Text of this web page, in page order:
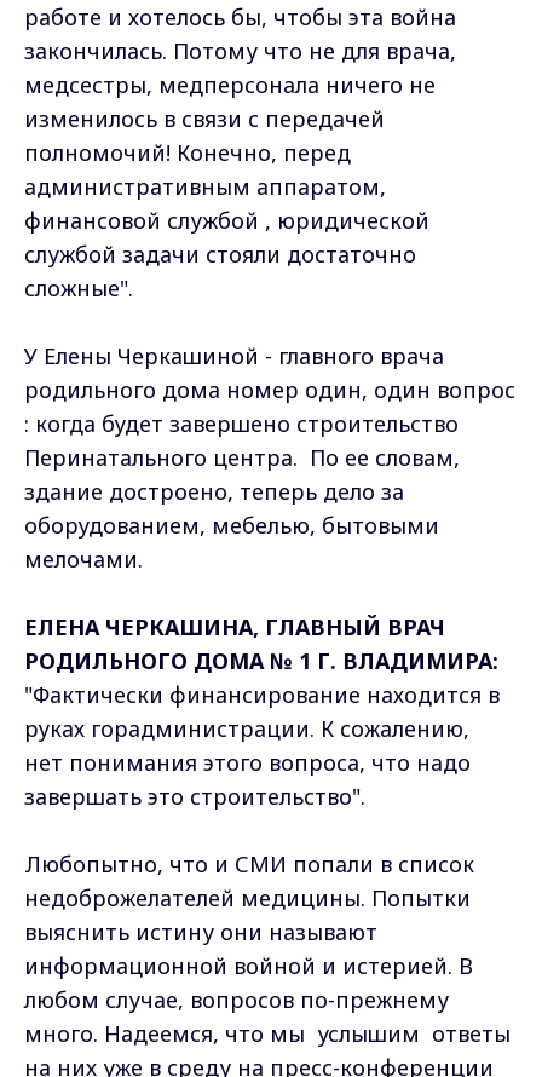
работе и хотелось бы, чтобы эта война
закончилась. Потому что не для врача,
медсестры, медперсонала ничего не
изменилось в связи с передачей
полномочий! Конечно, перед
административным аппаратом,
финансовой службой , юридической
службой задачи стояли достаточно
сложные".
У Елены Черкашиной - главного врача
родильного дома номер один, один вопрос
: когда будет завершено строительство
Перинатального центра. По ее словам,
здание достроено, теперь дело за
оборудованием, мебелью, бытовыми
мелочами.
ЕЛЕНА ЧЕРКАШИНА, ГЛАВНЫЙ ВРАЧ
РОДИЛЬНОГО ДОМА № 1 Г. ВЛАДИМИРА:
"Фактически финансирование находится в
руках горадминистрации. К сожалению,
нет понимания этого вопроса, что надо
завершать это строительство".
Любопытно, что и СМИ попали в список
недоброжелателей медицины. Попытки
выяснить истину они называют
информационной войной и истерией. В
любом случае, вопросов по-прежнему
много. Надеемся, что мы услышим ответы
на них уже в среду на пресс-конференции